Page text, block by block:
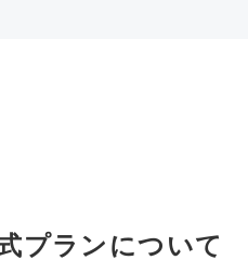
プランについて